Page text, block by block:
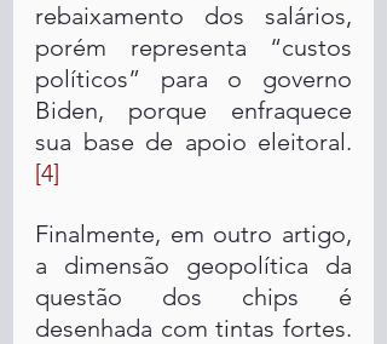
rebaixamento dos salários,
porém representa “custos
políticos” para o governo
Biden, porque enfraquece
sua base de apoio eleitoral.
[4]
Finalmente, em outro artigo,
a dimensão geopolítica da
questão dos chips é
desenhada com tintas fortes.